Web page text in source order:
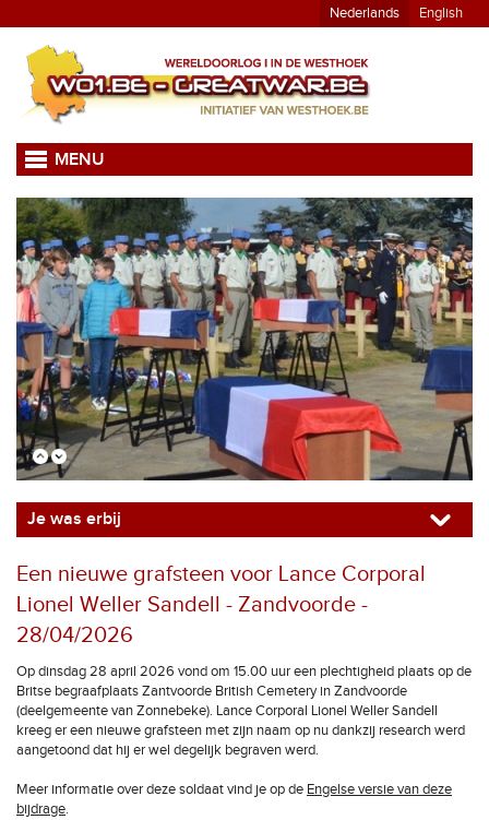
Nederlands English
MENU
Je was erbij
Een nieuwe grafsteen voor Lance Corporal
Lionel Weller Sandell - Zandvoorde -
28/04/2026
Op dinsdag 28 april 2026 vond om 15.00 uur een plechtigheid plaats op de
Britse begraafplaats Zantvoorde British Cemetery in Zandvoorde
(deelgemeente van Zonnebeke). Lance Corporal Lionel Weller Sandell
kreeg er een nieuwe grafsteen met zijn naam op nu dankzij research werd
aangetoond dat hij er wel degelijk begraven werd.
Meer informatie over deze soldaat vind je op de Engelse versie van deze
bijdrage.